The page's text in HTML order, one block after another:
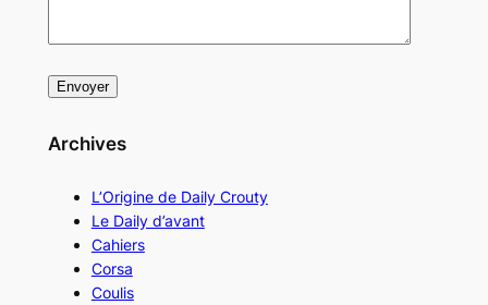
Archives
L’Origine de Daily Crouty
Le Daily d’avant
Cahiers
Corsa
Coulis